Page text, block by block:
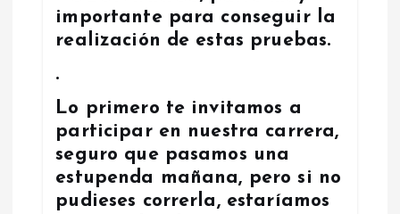
importante para conseguir la
realización de estas pruebas.
.
Lo primero te invitamos a
participar en nuestra carrera,
seguro que pasamos una
estupenda mañana, pero si no
pudieses correrla, estaríamos